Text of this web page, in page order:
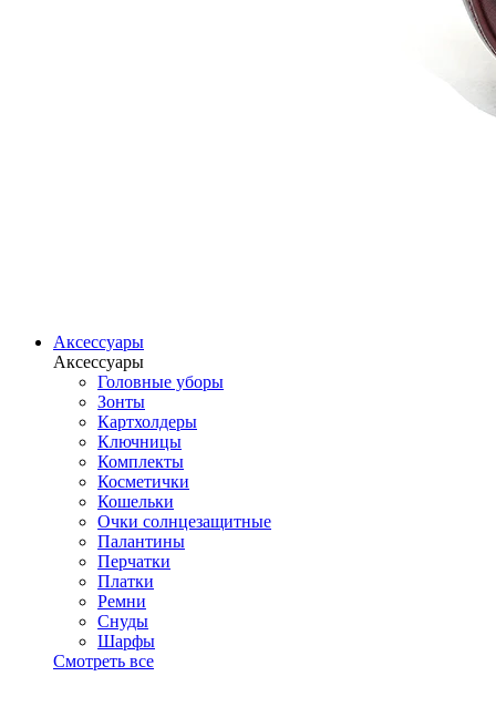
Аксессуары
Аксессуары
Головные уборы
Зонты
Картхолдеры
Ключницы
Комплекты
Косметички
Кошельки
Очки солнцезащитные
Палантины
Перчатки
Платки
Ремни
Снуды
Шарфы
Смотреть все